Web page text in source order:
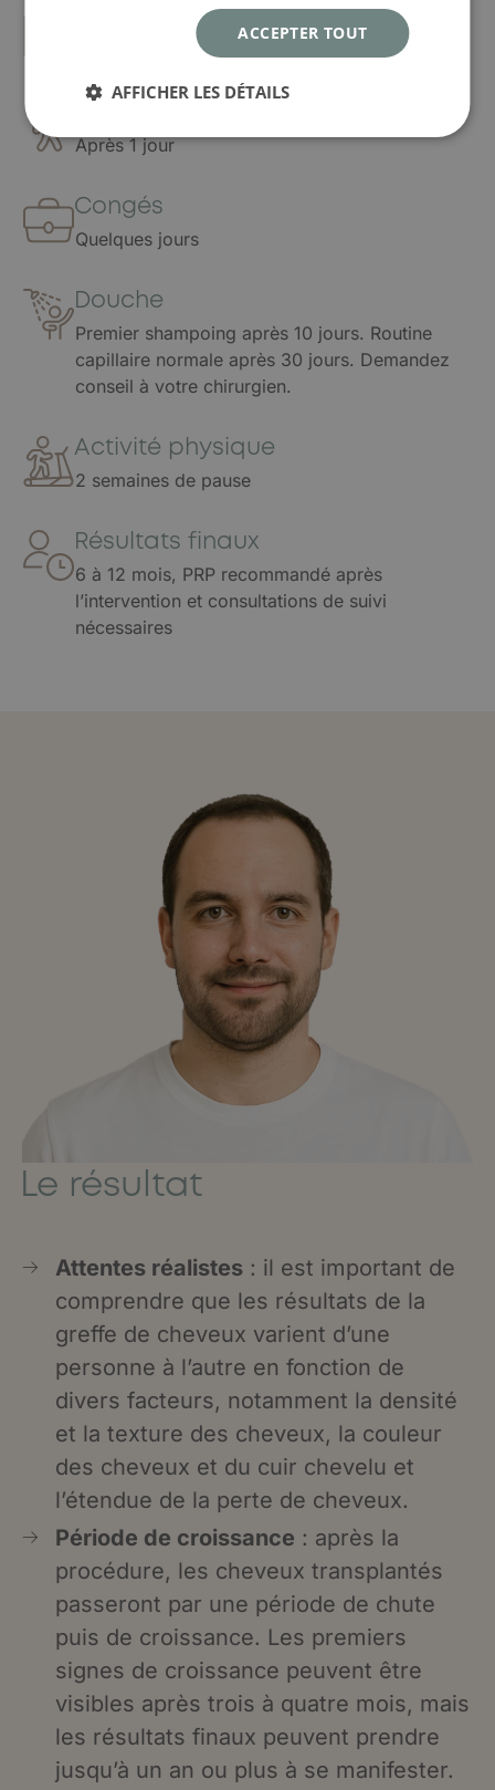
Séjour à la clinique
En ambulatoire
Après 1 jour
Congés
Quelques jours
Douche
Premier shampoing après 10 jours. Routine
capillaire normale après 30 jours. Demandez
conseil à votre chirurgien.
Activité physique
2 semaines de pause
Résultats finaux
6 à 12 mois, PRP recommandé après
l’intervention et consultations de suivi
nécessaires
Le résultat
Attentes réalistes : il est important de
comprendre que les résultats de la
greffe de cheveux varient d’une
personne à l’autre en fonction de
divers facteurs, notamment la densité
et la texture des cheveux, la couleur
des cheveux et du cuir chevelu et
l’étendue de la perte de cheveux.
Période de croissance : après la
procédure, les cheveux transplantés
passeront par une période de chute
puis de croissance. Les premiers
signes de croissance peuvent être
visibles après trois à quatre mois, mais
les résultats finaux peuvent prendre
jusqu’à un an ou plus à se manifester.
ACCEPTER TOUT
AFFICHER LES DÉTAILS